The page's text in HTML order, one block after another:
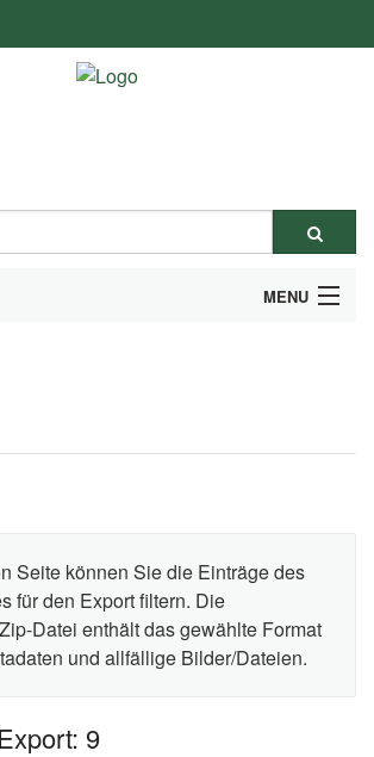
MENU
BENÖTIGT?
Seite können Sie die Einträge des
für den Export filtern. Die
Datei enthält das gewählte Format
und allfällige Bilder/Dateien.
9